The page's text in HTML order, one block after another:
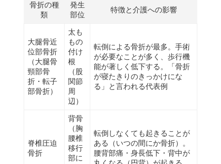
骨折の種
類
発生
部位
特徴と介護への影響
大腿骨近
位部骨折
（大腿骨
頸部骨
折・転子
部骨折）
太も
もの
付け
根
（股
関節
周
辺）
転倒による骨折が最多。手術
が必要なことが多く、歩行機
能が著しく低下する。「骨折
が寝たきりのきっかけにな
る」と言われる代表例
脊椎圧迫
骨折
背骨
（胸
腰椎
移行
部に
転倒しなくても起きることが
ある（いつの間にか骨折）。
腰背部痛・身長低下・背中が